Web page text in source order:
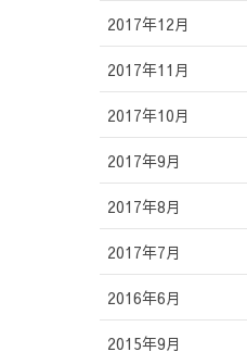
2017年12月
2017年11月
2017年10月
2017年9月
2017年8月
2017年7月
2016年6月
2015年9月